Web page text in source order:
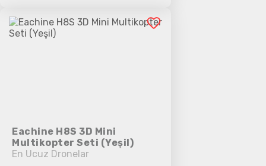
Eachine H8S 3D Mini
Multikopter Seti (Yeşil)
En Ucuz Dronelar